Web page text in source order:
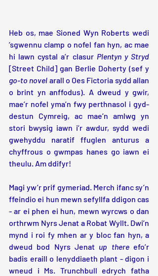
Heb os, mae Sioned Wyn Roberts wedi
’sgwennu clamp o nofel fan hyn, ac mae
hi lawn cystal a’r clasur Plentyn y Stryd
go-to novel arall o Oes Fictoria sydd allan
o brint yn anffodus). A dweud y gwir,
mae’r nofel yma’n fwy perthnasol i gyd-
destun Cymreig, ac mae’n amlwg yn
stori bwysig iawn i’r awdur, sydd wedi
gwehyddu naratif ffuglen anturus a
chyffrous o gwmpas hanes go iawn ei
theulu. Am ddifyr!
Magi yw’r prif gymeriad. Merch ifanc sy’n
ffeindio ei hun mewn sefyllfa ddigon cas
- ar ei phen ei hun, mewn wyrcws o dan
orthrwm Nyrs Jenat a Robat Wyllt. Dwi’n
mynd i roi fy mhen ar y bloc fan hyn, a
dweud bod Nyrs Jenat up there efo’r
badis eraill o lenyddiaeth plant - digon i
wneud i Ms. Trunchbull edrych fatha